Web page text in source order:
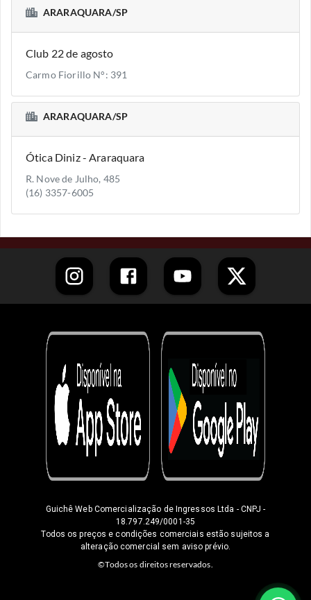
ARARAQUARA/SP
Club 22 de agosto
Carmo Fiorillo N°: 391
ARARAQUARA/SP
Ótica Diniz - Araraquara
R. Nove de Julho, 485
(16) 3357-6005
Guichê Web Comercialização de Ingressos Ltda - CNPJ -
18.797.249/0001-35
Todos os preços e condições comerciais estão sujeitos a
alteração comercial sem aviso prévio.
©Todos os direitos reservados.